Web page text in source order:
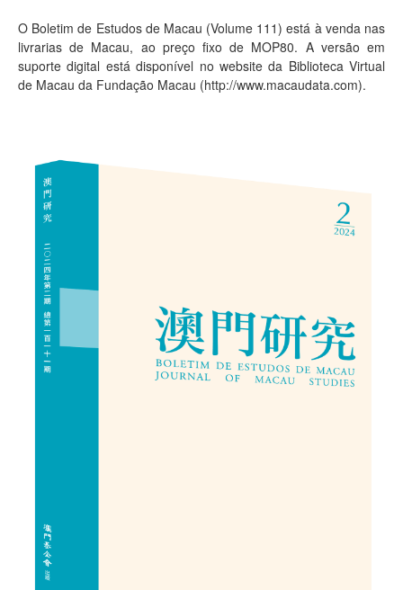
O Boletim de Estudos de Macau (Volume 111) está à venda nas
livrarias de Macau, ao preço fixo de MOP80. A versão em
suporte digital está disponível no website da Biblioteca Virtual
de Macau da Fundação Macau (http://www.macaudata.com).